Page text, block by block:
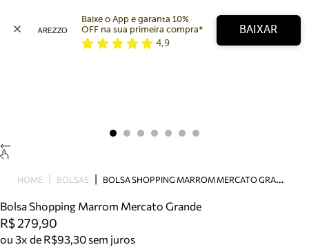
Bolsa
Tamanco
Tênis
Mule
Baixe o App e garanta 10%
OFF na sua primeira compra*
4,9
BAIXAR
HOME BOLSAS B
OLSA SHOPPING MARROM MERCATO GRANDE
Bolsa Shopping Marrom Mercato Grande
R$ 279,90
ou 3x de R$93,30 sem juros